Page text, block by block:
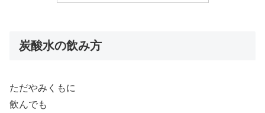
炭酸水の飲み方
ただやみくもに
飲んでも